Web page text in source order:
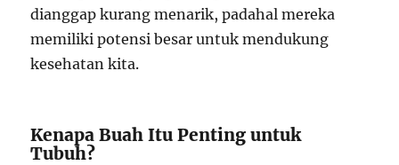
dianggap kurang menarik, padahal mereka
memiliki potensi besar untuk mendukung
kesehatan kita.
Kenapa Buah Itu Penting untuk
Tubuh?